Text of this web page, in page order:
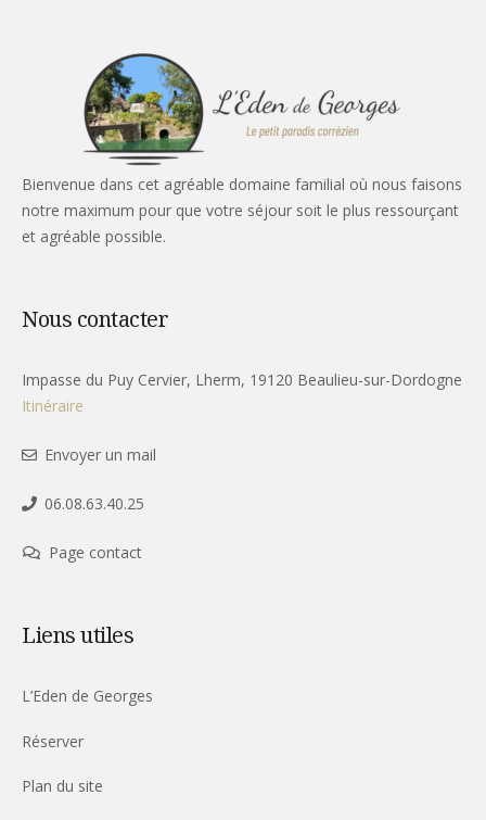
Bienvenue dans cet agréable domaine familial où nous faisons
notre maximum pour que votre séjour soit le plus ressourçant
et agréable possible.
Nous contacter
Impasse du Puy Cervier, Lherm, 19120 Beaulieu-sur-Dordogne
Itinéraire
Envoyer un mail
06.08.63.40.25
Page contact
Liens utiles
L’Eden de Georges
Réserver
Plan du site